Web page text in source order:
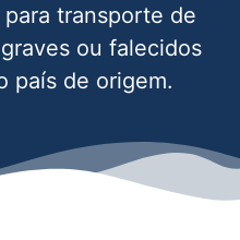
transporte de
ou falecidos
país de origem.